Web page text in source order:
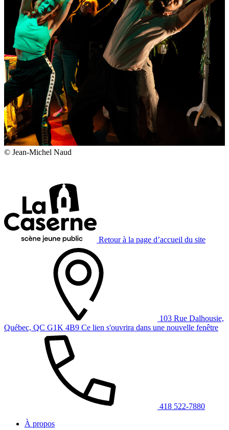
© Jean-Michel Naud
Retour à la page d’accueil du site
103 Rue Dalhousie,
Québec, QC G1K 4B9 Ce lien s'ouvrira dans une nouvelle fenêtre
418 522-7880
À propos